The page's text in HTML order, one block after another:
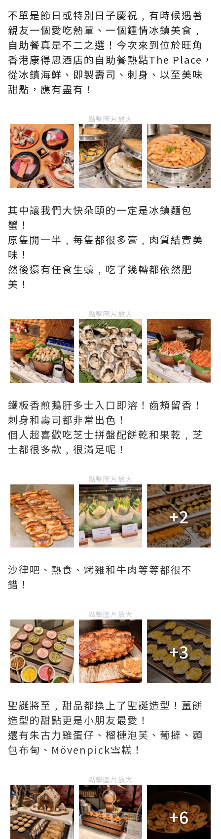
不單是節日或特別日子慶祝﹐有時候遇著
親友一個愛吃熱葷、一個鍾情冰鎮美食﹐
自助餐真是不二之選！今次來到位於旺角
香港康得思酒店的自助餐熱點The Place ，
從冰鎮海鮮、即製壽司、刺身、以至美味
甜點，應有盡有！
點擊圖片放大
其中讓我們大快朵頤的一定是冰鎮麵包
蟹！
原隻開一半﹐每隻都很多膏﹐肉質結實美
味！
然後還有任食生蠔﹐吃了幾轉都依然肥
美！
點擊圖片放大
鐵板香煎鵝肝多士入口即溶！齒頰留香！
刺身和壽司都非常出色！
個人超喜歡吃芝士拼盤配餅乾和果乾﹐芝
士都很多款﹐很滿足呢！
點擊圖片放大
+2
沙律吧、熱食、烤雞和牛肉等等都很不
錯！
點擊圖片放大
+3
聖誕將至﹐甜品都換上了聖誕造型！薑餅
造型的甜點更是小朋友最愛！
還有朱古力雞蛋仔、榴槤泡芙、葡撻、麵
包布甸、Mövenpick雪糕！
點擊圖片放大
+6